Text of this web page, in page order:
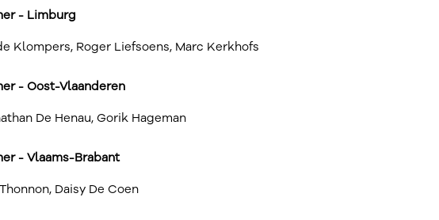
- Limburg
Klompers, Roger Liefsoens, Marc Kerkhofs
- Oost-Vlaanderen
De Henau, Gorik Hageman
- Vlaams-Brabant
Daisy De Coen